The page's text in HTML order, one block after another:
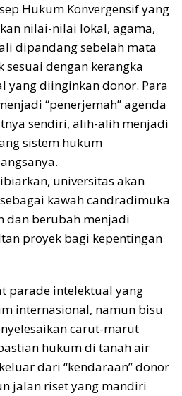
Hukum Konvergensif yang
nilai-nilai lokal, agama,
dipandang sebelah mata
dengan kerangka
yang diinginkan donor. Para
“penerjemah” agenda
sendiri, alih-alih menjadi
sistem hukum
universitas akan
kawah candradimuka
dan berubah menjadi
proyek bagi kepentingan
parade intelektual yang
internasional, namun bisu
carut-marut
hukum di tanah air
dari “kendaraan” donor
jalan riset yang mandiri